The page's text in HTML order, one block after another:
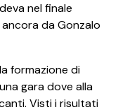
nel finale
da Gonzalo
formazione di
gara dove alla
Visti i risultati